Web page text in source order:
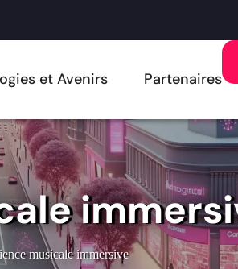
et Avenirs Partenaires
musicale immersive